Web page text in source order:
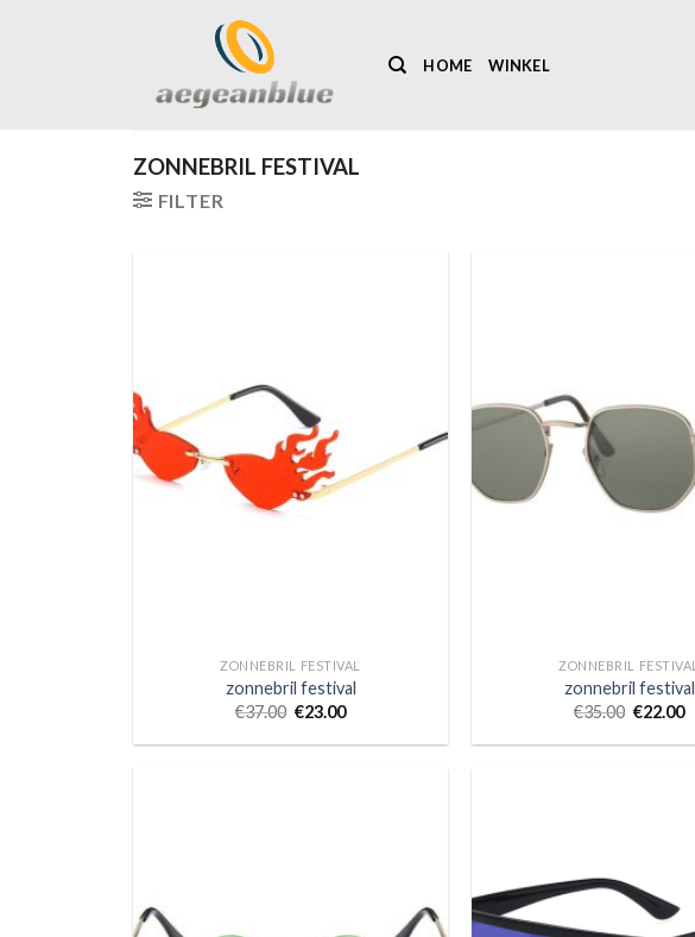
HOME WINKEL
ZONNEBRIL FESTIVAL
FILTER
ZONNEBRIL FESTIVAL
zonnebril festival
€37.00 €23.00
ZONNEBRIL FESTIVAL
zonnebril festival
€35.00 €22.00